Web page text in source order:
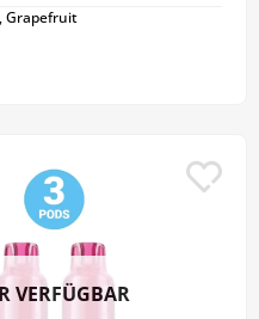
Grapefruit
VERFÜGBAR